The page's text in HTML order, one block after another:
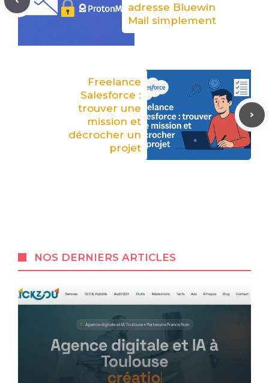
adresse Bluewin
Mail simplement
Freelance
Salesforce :
trouver une
mission et
décrocher un
projet
NOS DERNIERS ARTICLES